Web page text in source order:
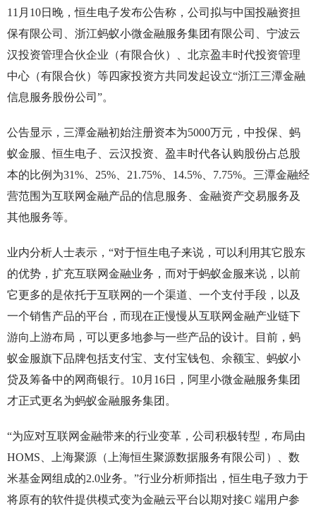
11月10日晚，恒生电子发布公告称，公司拟与中国投融资担
保有限公司、浙江蚂蚁小微金融服务集团有限公司、宁波云
汉投资管理合伙企业（有限合伙）、北京盈丰时代投资管理
中心（有限合伙）等四家投资方共同发起设立“浙江三潭金融
信息服务股份公司”。
公告显示，三潭金融初始注册资本为5000万元，中投保、蚂
蚁金服、恒生电子、云汉投资、盈丰时代各认购股份占总股
本的比例为31%、25%、21.75%、14.5%、7.75%。三潭金融经
营范围为互联网金融产品的信息服务、金融资产交易服务及
其他服务等。
业内分析人士表示，“对于恒生电子来说，可以利用其它股东
的优势，扩充互联网金融业务，而对于蚂蚁金服来说，以前
它更多的是依托于互联网的一个渠道、一个支付手段，以及
一个销售产品的平台，而现在正慢慢从互联网金融产业链下
游向上游布局，可以更多地参与一些产品的设计。目前，蚂
蚁金服旗下品牌包括支付宝、支付宝钱包、余额宝、蚂蚁小
贷及筹备中的网商银行。10月16日，阿里小微金融服务集团
才正式更名为蚂蚁金融服务集团。
“为应对互联网金融带来的行业变革，公司积极转型，布局由
HOMS、上海聚源（上海恒生聚源数据服务有限公司）、数
米基金网组成的2.0业务。”行业分析师指出，恒生电子致力于
将原有的软件提供模式变为金融云平台以期对接C 端用户参